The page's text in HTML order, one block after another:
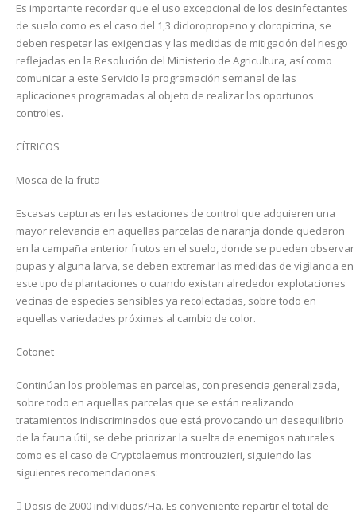
Es importante recordar que el uso excepcional de los desinfectantes
de suelo como es el caso del 1,3 dicloropropeno y cloropicrina, se
deben respetar las exigencias y las medidas de mitigación del riesgo
reflejadas en la Resolución del Ministerio de Agricultura, así como
comunicar a este Servicio la programación semanal de las
aplicaciones programadas al objeto de realizar los oportunos
controles.
CÍTRICOS
Mosca de la fruta
Escasas capturas en las estaciones de control que adquieren una
mayor relevancia en aquellas parcelas de naranja donde quedaron
en la campaña anterior frutos en el suelo, donde se pueden observar
pupas y alguna larva, se deben extremar las medidas de vigilancia en
este tipo de plantaciones o cuando existan alrededor explotaciones
vecinas de especies sensibles ya recolectadas, sobre todo en
aquellas variedades próximas al cambio de color.
Cotonet
Continúan los problemas en parcelas, con presencia generalizada,
sobre todo en aquellas parcelas que se están realizando
tratamientos indiscriminados que está provocando un desequilibrio
de la fauna útil, se debe priorizar la suelta de enemigos naturales
como es el caso de Cryptolaemus montrouzieri, siguiendo las
siguientes recomendaciones:
 Dosis de 2000 individuos/Ha. Es conveniente repartir el total de